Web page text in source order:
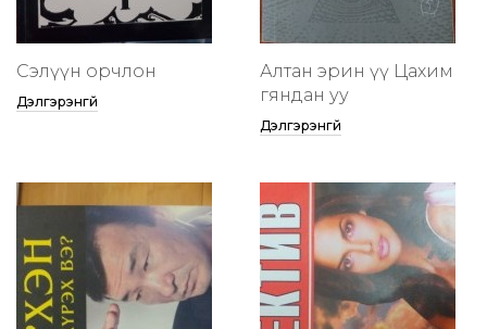
Сэлүүн орчлон
Дэлгэрэнгүй
Алтан эрин үү Цахим
гяндан уу
Дэлгэрэнгүй